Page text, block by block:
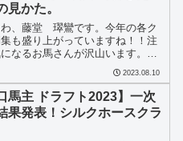
見かた。
わ、藤堂 璻鸞です。今年の各ク
も盛り上がっていますね！！注
なるお馬さんが沢山います。数
お馬さんの中から、これは！と思
選んでいく過程が一口馬主の醍醐
よね。皆さんはどのように選んで
各クラブから募集...
2023.08.10
馬主 ドラフト2023】一次
果発表！シルクホースクラ